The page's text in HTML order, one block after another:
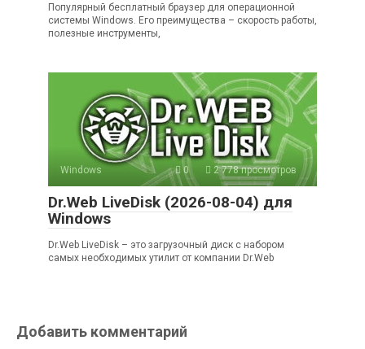
Популярный бесплатный браузер для операционной
системы Windows. Его преимущества – скорость работы,
полезные инструменты,
Windows 0 2 778 просмотров
Dr.Web LiveDisk (2026-08-04) для
Windows
Dr.Web LiveDisk – это загрузочный диск с набором
самых необходимых утилит от компании Dr.Web
Добавить комментарий